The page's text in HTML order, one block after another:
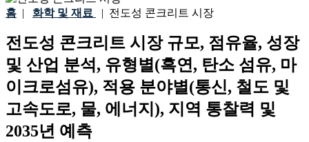
홈 | 화학 및 재료 | 전도성 콘크리트 시장
전도성 콘크리트 시장 규모, 점유율, 성장
및 산업 분석, 유형별(흑연, 탄소 섬유, 마
이크로섬유), 적용 분야별(통신, 철도 및
고속도로, 물, 에너지), 지역 통찰력 및
2035년 예측